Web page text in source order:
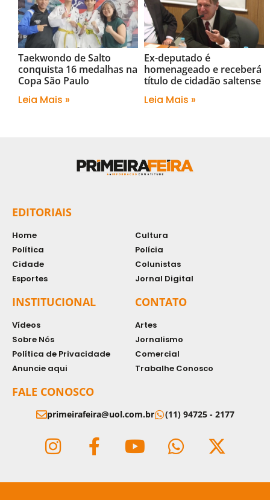
Taekwondo de Salto
conquista 16 medalhas na
Copa São Paulo
Leia Mais »
Ex-deputado é
homenageado e receberá
título de cidadão saltense
Leia Mais »
EDITORIAIS
Home
Política
Cidade
Esportes
Cultura
Polícia
Colunistas
Jornal Digital
INSTITUCIONAL
Vídeos
Sobre Nós
Política de Privacidade
Anuncie aqui
CONTATO
Artes
Jornalismo
Comercial
Trabalhe Conosco
FALE CONOSCO
primeirafeira@uol.com.br (11) 94725 - 2177